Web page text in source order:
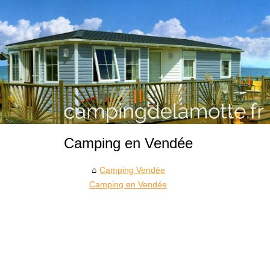
Camping en Vendée
Camping Vendée
Camping en Vendée